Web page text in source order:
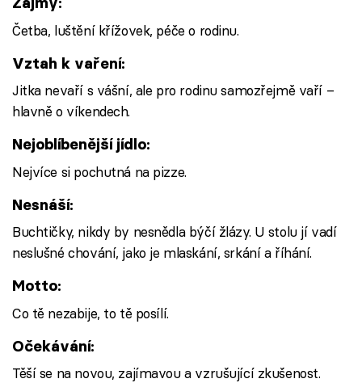
Četba, luštění křížovek, péče o rodinu.
Vztah k vaření:
Jitka nevaří s vášní, ale pro rodinu samozřejmě vaří –
hlavně o víkendech.
Nejoblíbenější jídlo:
Nejvíce si pochutná na pizze.
Nesnáší:
Buchtičky, nikdy by nesnědla býčí žlázy. U stolu jí vadí
neslušné chování, jako je mlaskání, srkání a říhání.
Motto:
Co tě nezabije, to tě posílí.
Očekávání:
Těší se na novou, zajímavou a vzrušující zkušenost.